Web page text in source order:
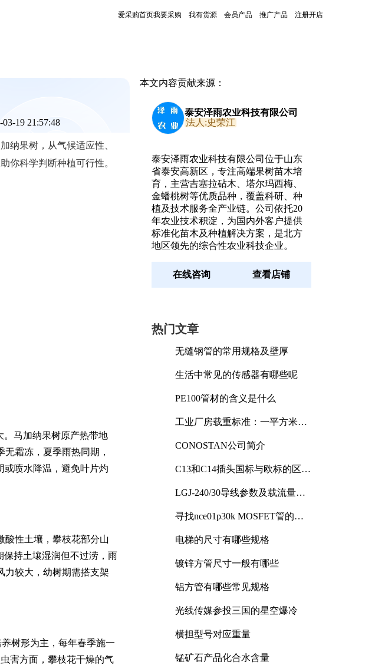
爱采购首页我要采购 我有货源 会员产品 推广产品 注册开店
03-19 21:57:48
纳果树，从气候适应性、
你科学判断种植可行性。
。马加纳果树原产热带地
霜冻，夏季雨热同期，
喷水降温，避免叶片灼
酸性土壤，攀枝花部分山
保持土壤湿润但不过涝，雨
力较大，幼树期需搭支架
树形为主，每年春季施一
害方面，攀枝花干燥的气
本文内容贡献来源：
泰安泽雨农业科技有限公司
法人:史荣江
泰安泽雨农业科技有限公司位于山东
省泰安高新区，专注高端果树苗木培
育，主营吉塞拉砧木、塔尔玛西梅、
金蟠桃树等优质品种，覆盖科研、种
植及技术服务全产业链。公司依托20
年农业技术积淀，为国内外客户提供
标准化苗木及种植解决方案，是北方
地区领先的综合性农业科技企业。
在线咨询 查看店铺
热门文章
无缝钢管的常用规格及壁厚
生活中常见的传感器有哪些呢
PE100管材的含义是什么
工业厂房载重标准：一平方米能
CONOSTAN公司简介
C13和C14插头国标与欧标的区别
LGJ-240/30导线参数及载流量解
寻找nce01p30k MOSFET管的合
电梯的尺寸有哪些规格
镀锌方管尺寸一般有哪些
铝方管有哪些常见规格
光线传媒参投三国的星空爆冷
横担型号对应重量
锰矿石产品化合水含量